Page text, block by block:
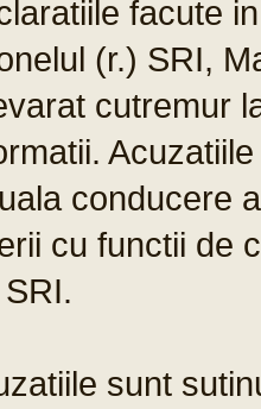
facute
(r.) SRI,
cutremur
conducere
cu functii de
sunt